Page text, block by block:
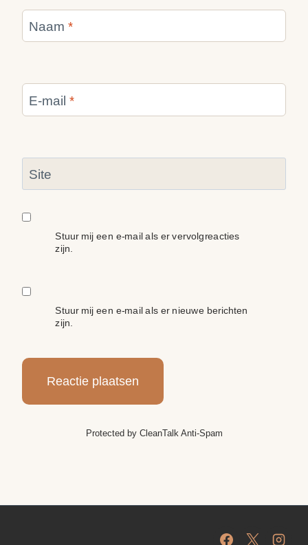
Naam *
E-mail *
Site
Stuur mij een e-mail als er vervolgreacties
zijn.
Stuur mij een e-mail als er nieuwe berichten
zijn.
Protected by CleanTalk Anti-Spam